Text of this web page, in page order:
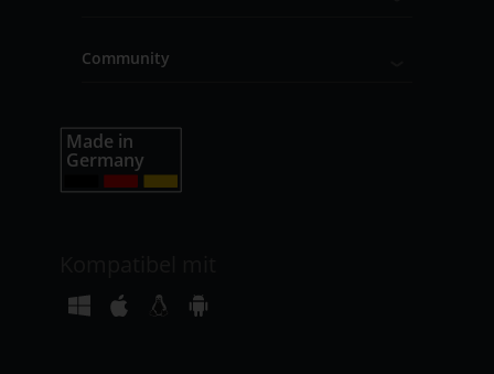
Community